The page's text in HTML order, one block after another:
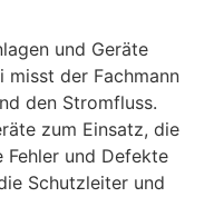
und Geräte
misst der Fachmann
den Stromfluss.
zum Einsatz, die
Fehler und Defekte
Schutzleiter und